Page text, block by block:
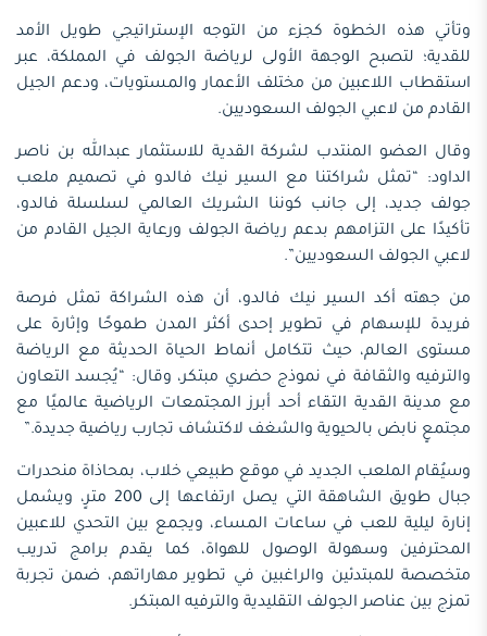
وتأتي هذه الخطوة كجزء من التوجه الإستراتيجي طويل الأمد
للقدية؛ لتصبح الوجهة الأولى لرياضة الجولف في المملكة، عبر
استقطاب اللاعبين من مختلف الأعمار والمستويات، ودعم الجيل
القادم من لاعبي الجولف السعوديين.
وقال العضو المنتدب لشركة القدية للاستثمار عبدالله بن ناصر
الداود: “تمثل شراكتنا مع السير نيك فالدو في تصميم ملعب
جولف جديد، إلى جانب كوننا الشريك العالمي لسلسلة فالدو،
تأكيدًا على التزامهم بدعم رياضة الجولف ورعاية الجيل القادم من
لاعبي الجولف السعوديين”.
من جهته أكد السير نيك فالدو، أن هذه الشراكة تمثل فرصة
فريدة للإسهام في تطوير إحدى أكثر المدن طموحًا وإثارة على
مستوى العالم، حيث تتكامل أنماط الحياة الحديثة مع الرياضة
والترفيه والثقافة في نموذج حضري مبتكر، وقال: “يُجسد التعاون
مع مدينة القدية التقاء أحد أبرز المجتمعات الرياضية عالميًا مع
مجتمعٍ نابض بالحيوية والشغف لاكتشاف تجارب رياضية جديدة.”
وسيُقام الملعب الجديد في موقع طبيعي خلاب، بمحاذاة منحدرات
جبال طويق الشاهقة التي يصل ارتفاعها إلى 200 مترٍ، ويشمل
إنارة ليلية للعب في ساعات المساء، ويجمع بين التحدي للاعبين
المحترفين وسهولة الوصول للهواة، كما يقدم برامج تدريب
متخصصة للمبتدئين والراغبين في تطوير مهاراتهم، ضمن تجربة
تمزج بين عناصر الجولف التقليدية والترفيه المبتكر.